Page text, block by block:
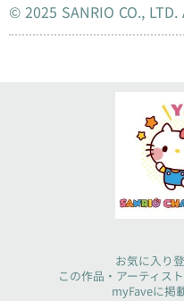
© 2025 SANRIO CO.,
お気に入り
この作品・アーティス
myFaveに掲